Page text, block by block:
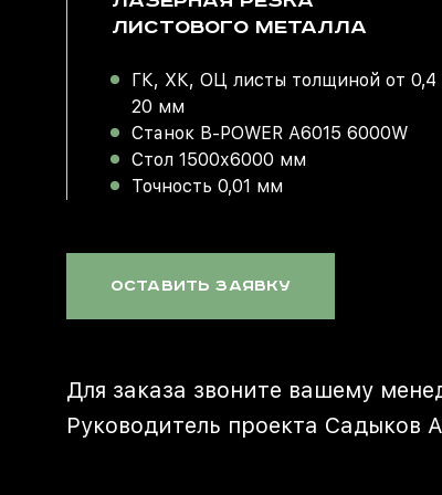
ЛИСТОВОГО МЕТАЛЛА
ГК, ХК, ОЦ листы толщиной от 0,4
20 мм
Станок В-POWER А6015 6000W
Стол 1500х6000 мм
Точность 0,01 мм
Оставить заявку
Для заказа звоните вашему
Руководитель проекта